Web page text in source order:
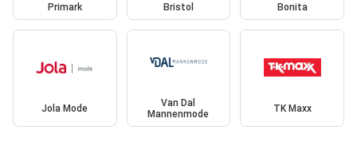
Primark Bristol Bonita
Jola Mode
Van Dal
Mannenmode
TK Maxx